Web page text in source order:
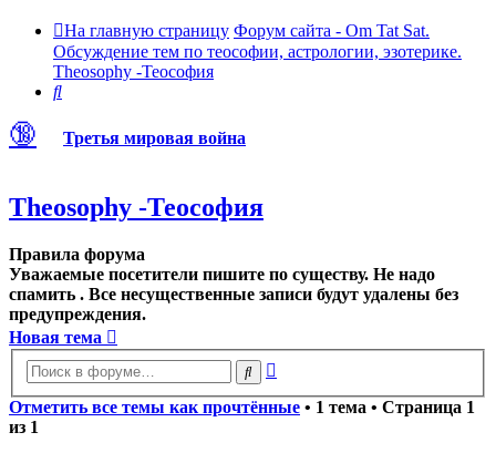
На главную страницу Форум сайта - Om Tat Sat.
Обсуждение тем по теософии, астрологии, эзотерике.
Theosophy -Теософия
Поиск
🔞 Третья мировая война
Theosophy -Теософия
Правила форума
Уважаемые посетители пишите по существу. Не надо
спамить . Все несущественные записи будут удалены без
предупреждения.
Новая тема
Поиск
Отметить все темы как прочтённые • 1 тема • Страница 1
из 1